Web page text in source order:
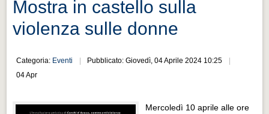
Musica e teatro
Distretto industriale
Distretto industriale
Muoversi a Vigevano
Mostra in castello sulla
violenza sulle donne
Categoria: Eventi
Pubblicato: Giovedì, 04 Aprile 2024 10:25
04 Apr
Mercoledì 10 aprile alle ore